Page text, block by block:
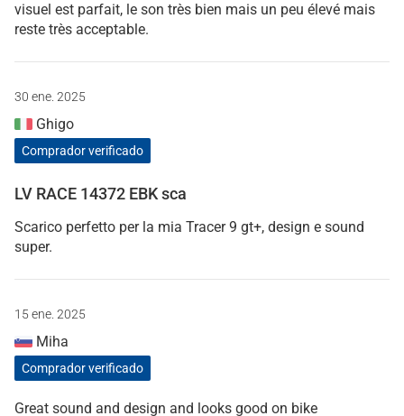
visuel est parfait, le son très bien mais un peu élevé mais
reste très acceptable.
30 ene. 2025
Ghigo
Comprador verificado
LV RACE 14372 EBK sca
Scarico perfetto per la mia Tracer 9 gt+, design e sound
super.
15 ene. 2025
Miha
Comprador verificado
Great sound and design and looks good on bike